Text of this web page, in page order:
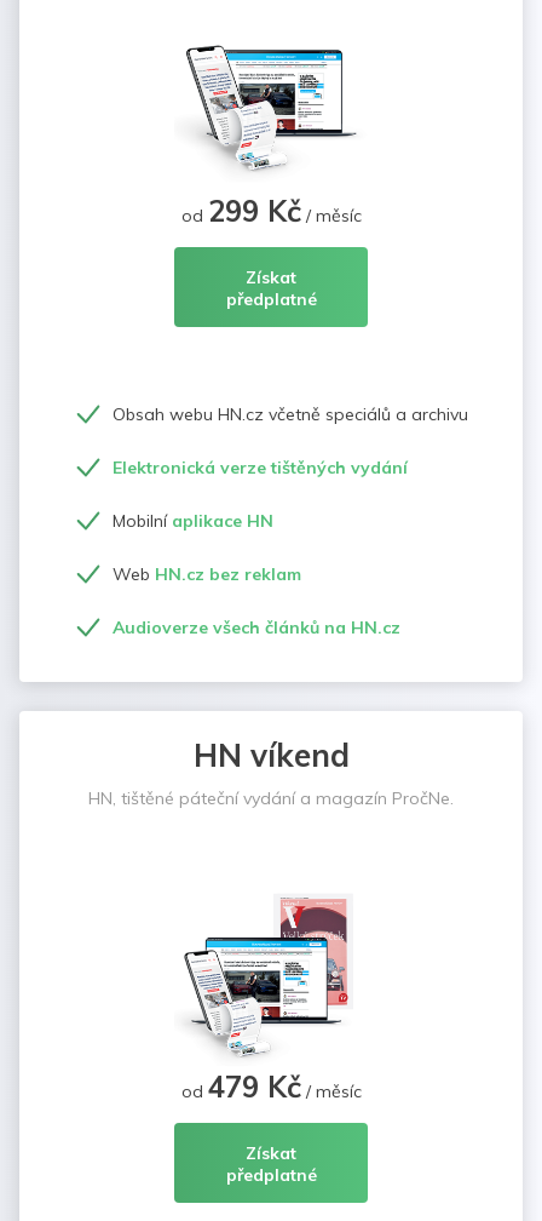
od 299 Kč/ měsíc
Získat
předplatné
Obsah webu HN.cz včetně speciálů a archivu
Elektronická verze tištěných vydání
Mobilní aplikace HN
Web HN.cz bez reklam
Audioverze všech článků na HN.cz
HN víkend
HN, tištěné páteční vydání a magazín PročNe.
od 479 Kč/ měsíc
Získat
předplatné